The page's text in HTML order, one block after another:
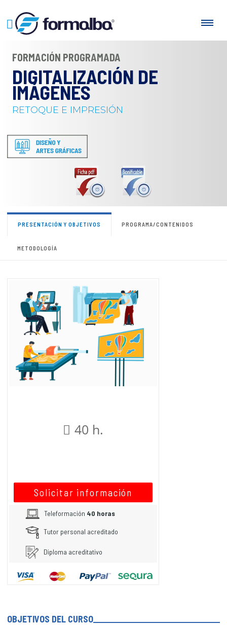
FORMACIÓN PROGRAMADA
DIGITALIZACIÓN DE
IMÁGENES
RETOQUE E IMPRESIÓN
PRESENTACIÓN Y OBJETIVOS PROGRAMA/CONTENIDOS
METODOLOGÍA
OBJETIVOS DEL CURSO
40 h.
Solicitar información
Teleformación 40 horas
Tutor personal acreditado
Diploma acreditativo